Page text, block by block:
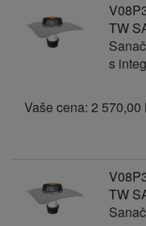
TW
s
Vaše cena: 2 570,00
TW